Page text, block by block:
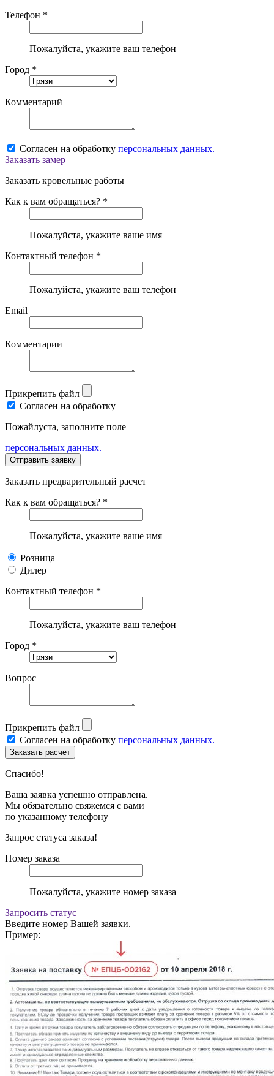
Телефон *
Пожалуйста, укажите ваш телефон
Город *
Комментарий
Согласен на обработку персональных данных.
Заказать замер
Заказать кровельные работы
Как к вам обращаться? *
Пожалуйста, укажите ваше имя
Контактный телефон *
Пожалуйста, укажите ваш телефон
Email
Комментарии
Прикрепить файл
Согласен на обработку
Пожайлуста, заполните поле
персональных данных.
Заказать предварительный расчет
Как к вам обращаться? *
Пожалуйста, укажите ваше имя
Розница
Дилер
Контактный телефон *
Пожалуйста, укажите ваш телефон
Город *
Вопрос
Прикрепить файл
Согласен на обработку персональных данных.
Спасибо!
Ваша заявка успешно отправлена.
Мы обязательно свяжемся с вами
по указанному телефону
Запрос статуса заказа!
Номер заказа
Пожалуйста, укажите номер заказа
Запросить статус
Введите номер Вашей заявки.
Пример: